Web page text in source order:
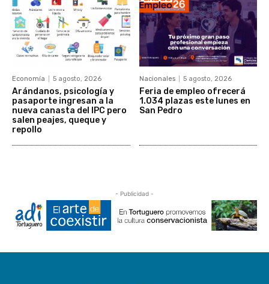
Economía 5 agosto, 2026
Arándanos, psicología y
pasaporte ingresan a la
nueva canasta del IPC pero
salen peajes, queque y
repollo
Nacionales 5 agosto, 2026
Feria de empleo ofrecerá
1.034 plazas este lunes en
San Pedro
- Publicidad -